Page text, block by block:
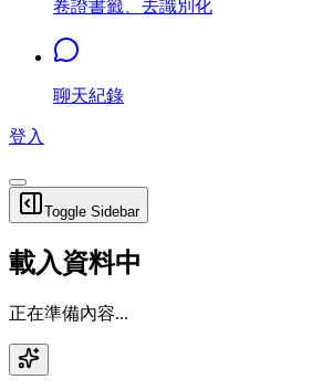
卷證書籤、去識別化
聊天紀錄
登入
Toggle Sidebar
載入資料中
正在準備內容...